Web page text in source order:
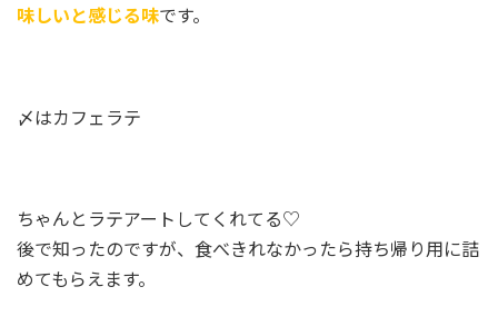
味しいと感じる味です。
〆はカフェラテ
ちゃんとラテアートしてくれてる♡
後で知ったのですが、食べきれなかったら持ち帰り用に詰
めてもらえます。